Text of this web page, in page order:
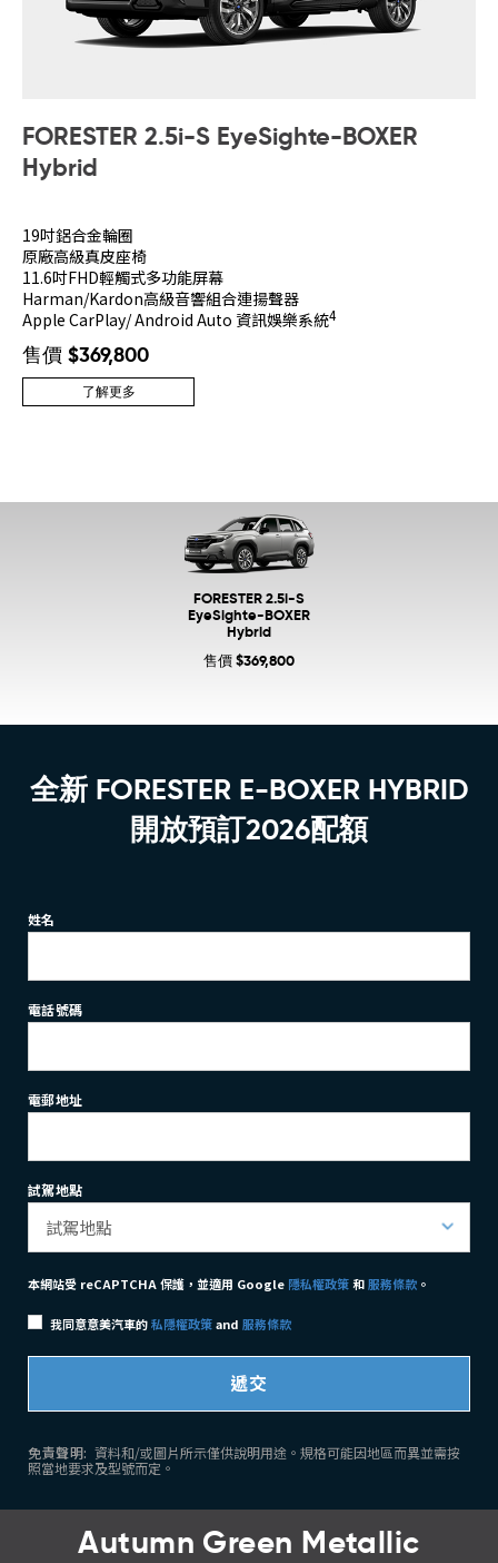
FORESTER 2.5i-S EyeSighte-BOXER
Hybrid
19吋鋁合金輪圈
原廠高級真皮座椅
11.6吋FHD輕觸式多功能屏幕
Harman/Kardon高級音響組合連揚聲器
Apple CarPlay/ Android Auto 資訊娛樂系統4
售價 $369,800
了解更多
FORESTER 2.5i-S
EyeSighte-BOXER
Hybrid
售價 $369,800
全新 FORESTER E-BOXER HYBRID
開放預訂2026配額​
姓名
電話號碼
電郵地址
試駕地點
本網站受 reCAPTCHA 保護，並適用 Google 隱私權政策和服務條款 。​
我同意意美汽車的私隱權政策and 服務條款
遞交
免責聲明: 資料和/或圖片所示僅供說明用途。規格可能因地區而異並需按
照當地要求及型號而定。
Autumn Green Metallic